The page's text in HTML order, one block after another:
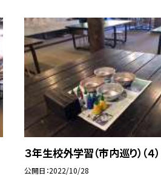
３年生校外学習（市内巡り）（４）
公開日 2022/10/28